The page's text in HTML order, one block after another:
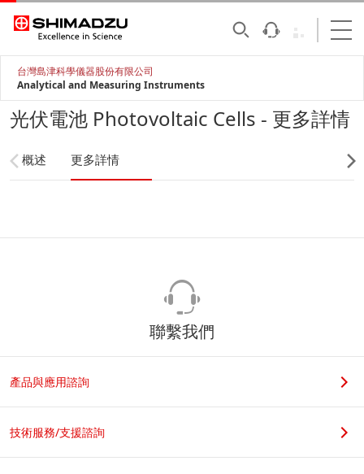
台灣島津科學儀器股份有限公司
Analytical and Measuring Instruments
光伏電池 Photovoltaic Cells - 更多詳情
概述 更多詳情
聯繫我們
產品與應用諮詢
技術服務/支援諮詢